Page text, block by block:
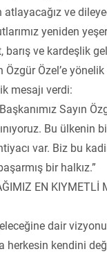
ve
yeniden
barış ve kardeşlik
Özel’e yönelik
mesajı verdi:
Sayın
Bu ülkenin
var. Biz bu
bir halkız.”
EN KIYMETLİ
dair
herkesin kendini